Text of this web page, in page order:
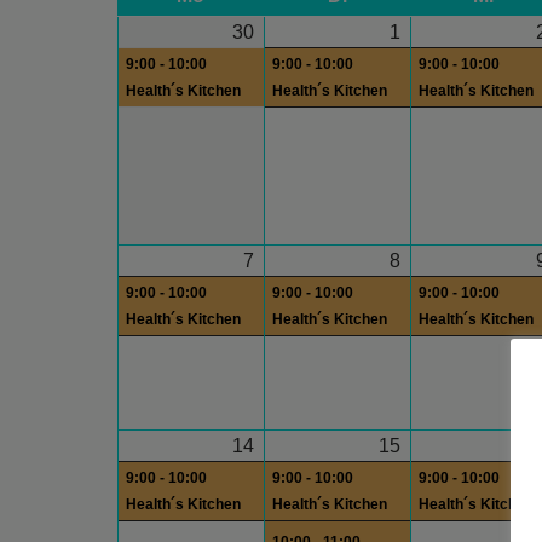
30
9:00 - 10:00
Health´s Kitchen
1
9:00 - 10:00
Health´s Kitchen
9:00 - 10:00
Health´s Kitchen
7
9:00 - 10:00
Health´s Kitchen
8
9:00 - 10:00
Health´s Kitchen
9:00 - 10:00
Health´s Kitchen
14
9:00 - 10:00
Health´s Kitchen
15
9:00 - 10:00
Health´s Kitchen
9:00 - 10:00
Health´s Kitchen